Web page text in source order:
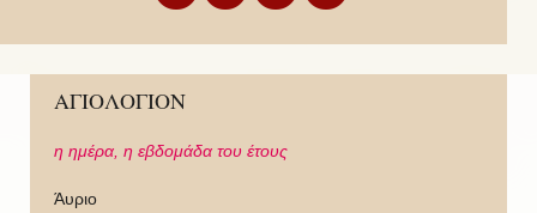
ΑΓΙΟΛΟΓΙΟΝ
η ημέρα, η εβδομάδα του έτους
Άυριο